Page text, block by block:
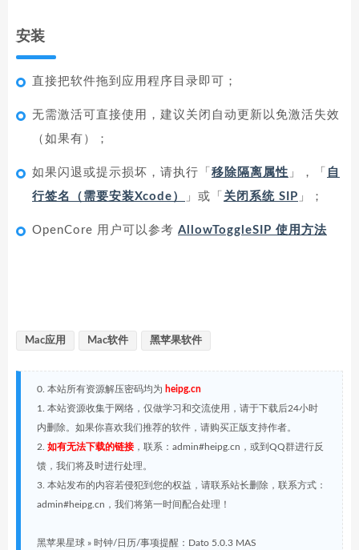
安装
直接把软件拖到应用程序目录即可；
无需激活可直接使用，建议关闭自动更新以免激活失效
（如果有）；
如果闪退或提示损坏，请执行「 移除隔离属性 」，「 自
行签名（需要安装Xcode）
」或「 关闭系统 SIP 」；
OpenCore 用户可以参考 AllowToggleSIP 使用方法
Mac应用 Mac软件 黑苹果软件
0. 本站所有资源解压密码均为 heipg.cn
1. 本站资源收集于网络，仅做学习和交流使用，请于下载后24小时
内删除。如果你喜欢我们推荐的软件，请购买正版支持作者。
2. 如有无法下载的链接，联系：admin#heipg.cn，或到QQ群进行反
馈，我们将及时进行处理。
3. 本站发布的内容若侵犯到您的权益，请联系站长删除，联系方式：
admin#heipg.cn，我们将第一时间配合处理！
黑苹果星球 » 时钟/日历/事项提醒：Dato 5.0.3 MAS